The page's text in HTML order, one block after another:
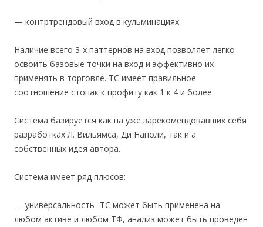
— контртрендовый вход в кульминациях
Наличие всего 3-х паттернов на вход позволяет легко
освоить базовые точки на вход и эффективно их
применять в торговле. ТС имеет правильное
соотношение стопак к профиту как 1 к 4 и более.
Система базируется как на уже зарекомендовавших себя
разработках Л. Вильямса, Ди Наполи, так и а
собственных идея автора.
Система имеет ряд плюсов:
— универсальность- ТС может быть применена на
любом активе и любом ТФ, анализ может быть проведен